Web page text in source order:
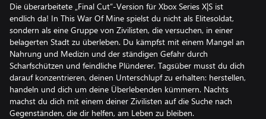
Die überarbeitete „Final Cut“-Version für Xbox Series X|S ist
endlich da! In This War Of Mine spielst du nicht als Elitesoldat,
sondern als eine Gruppe von Zivilisten, die versuchen, in einer
belagerten Stadt zu überleben. Du kämpfst mit einem Mangel an
Nahrung und Medizin und der ständigen Gefahr durch
Scharfschützen und feindliche Plünderer. Tagsüber musst du dich
darauf konzentrieren, deinen Unterschlupf zu erhalten: herstellen,
handeln und dich um deine Überlebenden kümmern. Nachts
machst du dich mit einem deiner Zivilisten auf die Suche nach
Gegenständen, die dir helfen, am Leben zu bleiben.